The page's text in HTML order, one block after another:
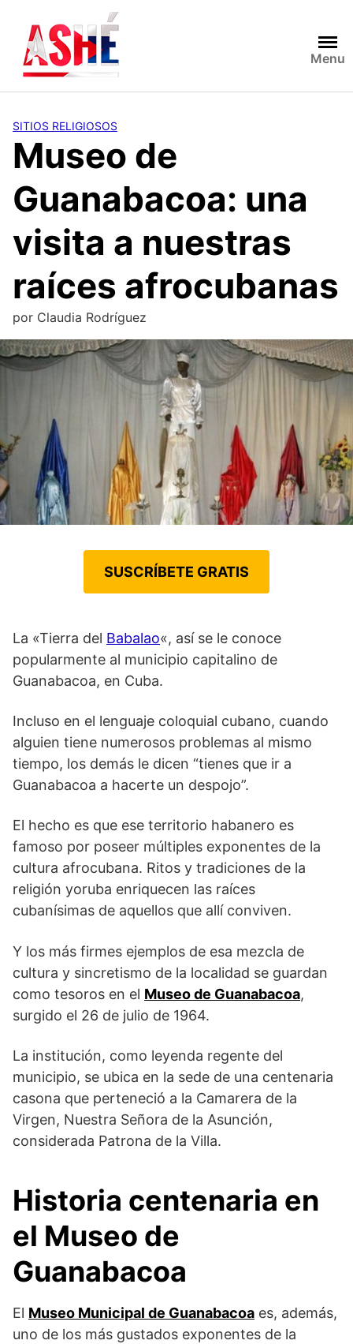
contenido
Menu
SITIOS RELIGIOSOS
Museo de
Guanabacoa: una
visita a nuestras
raíces afrocubanas
por Claudia Rodríguez
SUSCRÍBETE GRATIS
La «Tierra del Babalao«, así se le conoce
popularmente al municipio capitalino de
Guanabacoa, en Cuba.
Incluso en el lenguaje coloquial cubano, cuando
alguien tiene numerosos problemas al mismo
tiempo, los demás le dicen “tienes que ir a
Guanabacoa a hacerte un despojo”.
El hecho es que ese territorio habanero es
famoso por poseer múltiples exponentes de la
cultura afrocubana. Ritos y tradiciones de la
religión yoruba enriquecen las raíces
cubanísimas de aquellos que allí conviven.
Y los más firmes ejemplos de esa mezcla de
cultura y sincretismo de la localidad se guardan
como tesoros en el Museo de Guanabacoa,
surgido el 26 de julio de 1964.
La institución, como leyenda regente del
municipio, se ubica en la sede de una centenaria
casona que perteneció a la Camarera de la
Virgen, Nuestra Señora de la Asunción,
considerada Patrona de la Villa.
Historia centenaria en
el Museo de
Guanabacoa
El Museo Municipal de Guanabacoa es, además,
uno de los más gustados exponentes de la